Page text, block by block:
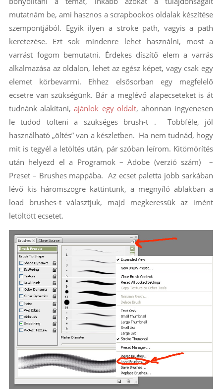
mutatnám be, ami hasznos a scrapbookos oldalak készítése
szempontjából. Egyik ilyen a stroke path, vagyis a path
keretezése. Ezt sok mindenre lehet használni, most a
varrást fogom bemutatni. Érdekes díszítő elem a varrás
alkalmazása az oldalon, lehet az egész képet, vagy csak egy
elemet körbevarrni. Ehhez elsősorban egy megfelelő
ecsetre van szükségünk. Bár a meglévő alapecseteket is át
tudnánk alakítani,ajánlok egy oldalt, ahonnan ingyenesen
le tudod tölteni a szükséges brush-t . Többféle, jól
használható „öltés” van a készletben. Ha nem tudnád, hogy
mit is tegyél a letöltés után, pár szóban leírom. Kitömörítés
után helyezd el a Programok – Adobe (verzió szám) –
Preset – Brushes mappába. Az ecset paletta jobb sarkában
lévő kis háromszögre kattintunk, a megnyíló ablakban a
load brushes-t választjuk, majd megkeressük az imént
letöltött ecsetet.